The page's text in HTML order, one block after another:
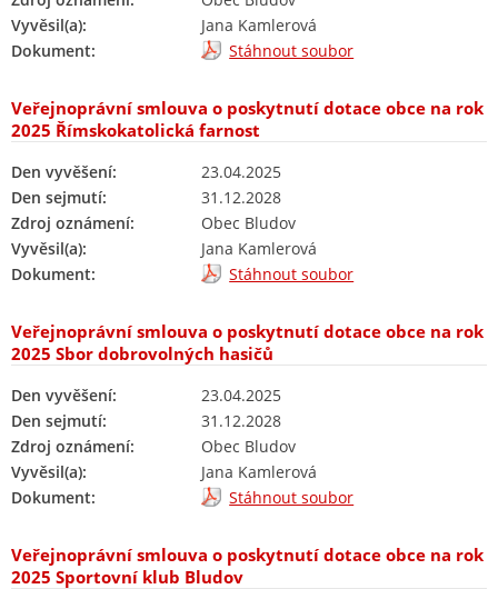
Vyvěsil(a):
Jana Kamlerová
Dokument:
Stáhnout soubor
Veřejnoprávní smlouva o poskytnutí dotace obce na rok
2025 Římskokatolická farnost
Den vyvěšení:
23.04.2025
Den sejmutí:
31.12.2028
Zdroj oznámení:
Obec Bludov
Vyvěsil(a):
Jana Kamlerová
Dokument:
Stáhnout soubor
Veřejnoprávní smlouva o poskytnutí dotace obce na rok
2025 Sbor dobrovolných hasičů
Den vyvěšení:
23.04.2025
Den sejmutí:
31.12.2028
Zdroj oznámení:
Obec Bludov
Vyvěsil(a):
Jana Kamlerová
Dokument:
Stáhnout soubor
Veřejnoprávní smlouva o poskytnutí dotace obce na rok
2025 Sportovní klub Bludov